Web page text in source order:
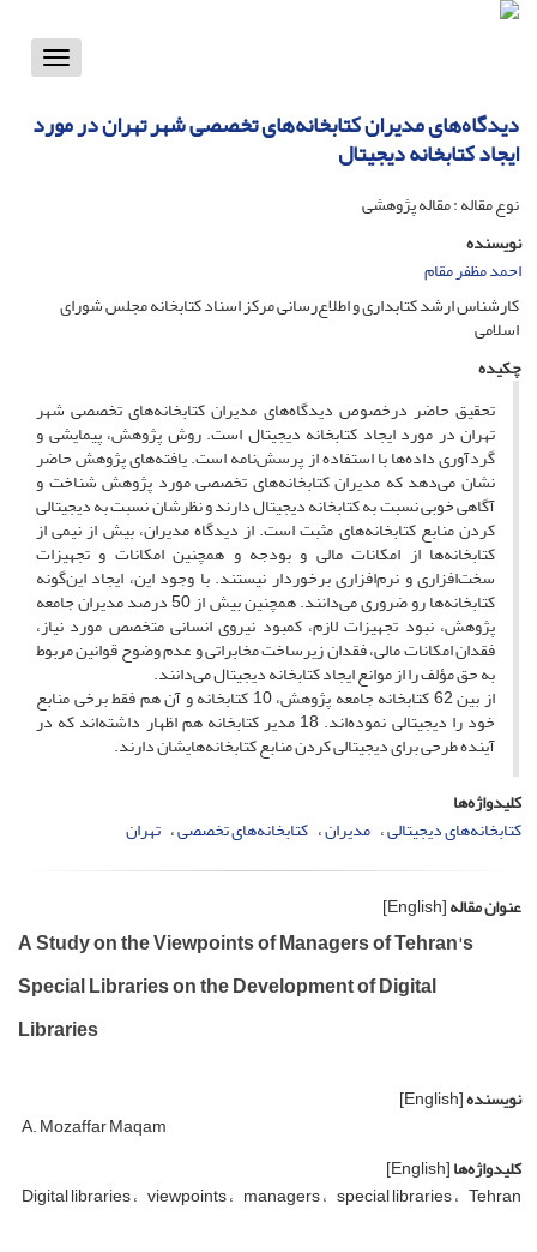
Toggle
دیدگاه‌های مدیران کتابخانه‌های تخصصی شهر تهران در مورد
ایجاد کتابخانه دیجیتال
نوع مقاله : مقاله پژوهشی
نویسنده
احمد مظفر مقام
کارشناس ارشد کتابداری و اطلاع‌رسانی مرکز اسناد کتابخانه مجلس شورای
اسلامی
چکیده
تحقیق حاضر درخصوص دیدگاه‌های مدیران کتابخانه‌های تخصصی شهر
تهران در مورد ایجاد کتابخانه دیجیتال است. روش پژوهش، پیمایشی و
گردآوری داده‌ها با استفاده از پرسش‌نامه است. یافته‌های پژوهش حاضر
نشان می‌دهد که مدیران کتابخانه‌های تخصصی مورد پژوهش شناخت و
آگاهی خوبی نسبت به کتابخانه دیجیتال دارند و نظرشان نسبت به دیجیتالی
کردن منابع کتابخانه‌های مثبت است. از دیدگاه مدیران، بیش از نیمی از
کتابخانه‌ها از امکانات مالی و بودجه و همچنین امکانات و تجهیزات
سخت‌افزاری و نرم‌افزاری برخوردار نیستند. با وجود این، ایجاد این‌گونه
کتابخانه‌ها رو ضروری می‌دانند. همچنین بیش از 50 درصد مدیران جامعه
پژوهش، نبود تجهیزات لازم، کمبود نیروی انسانی متخصص مورد نیاز،
فقدان امکانات مالی، فقدان زیرساخت مخابراتی و عدم وضوح قوانین مربوط
به حق مؤلف را از موانع ایجاد کتابخانه دیجیتال می‌دانند.
از بین 62 کتابخانه جامعه پژوهش، 10 کتابخانه و آن هم فقط برخی منابع
خود را دیجیتالی نموده‌اند. 18 مدیر کتابخانه هم اظهار داشته‌اند که در
آینده طرحی برای دیجیتالی کردن منابع کتابخانه‌هایشان دارند.
کلیدواژه‌ها
کتابخانه‌های دیجیتالی مدیران کتابخانه‌های تخصصی تهران
عنوان مقاله[English]
A Study on the Viewpoints of Managers of Tehran's
Special Libraries on the Development of Digital
Libraries
نویسنده[English]
A. Mozaffar Maqam
کلیدواژه‌ها[English]
Digital libraries viewpoints managers special libraries Tehran